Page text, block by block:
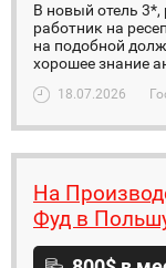
В новый отель 3*,
работник на
на подобной
хорошее знание
18.07.2026
На
Фуд в